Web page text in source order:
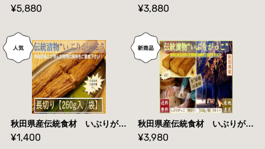
¥5,880 ¥3,880
秋田県産伝統食材 いぶりがっこ（長切り）/２６０ｇ入り/袋 送料無料
¥1,400
秋田県産伝統食材 いぶりがっこ （短）/１５０ｇ入 ５セット【送料無料】産地直送
¥3,980